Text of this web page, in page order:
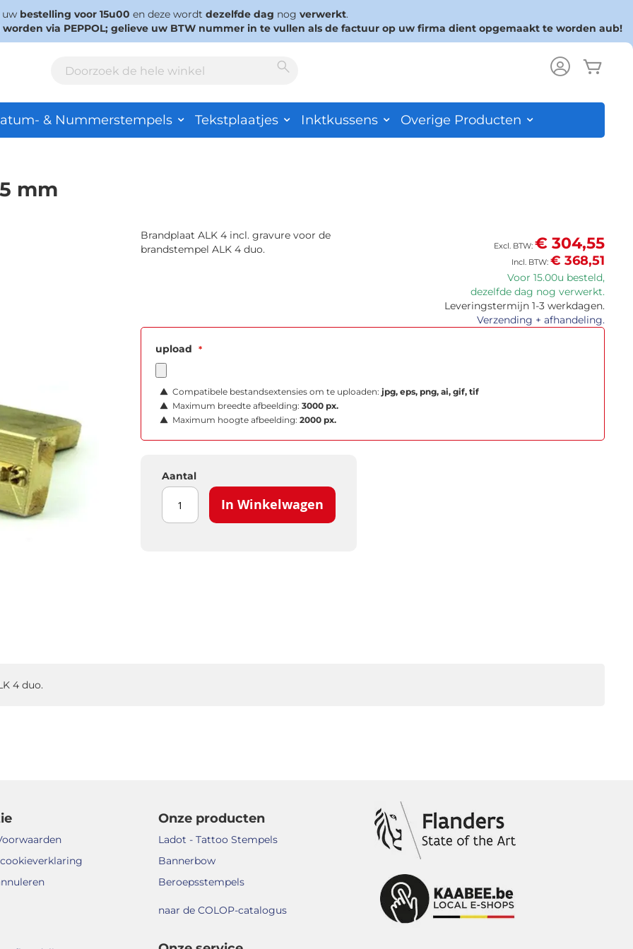
uw bestelling voor 15u00 en deze wordt dezelfde dag nog verwerkt.
via PEPPOL; gelieve uw BTW nummer in te vullen als de factuur op uw firma dient opgemaakt te worden aub!
& Nummerstempels Tekstplaatjes Inktkussens Overige Producten
mm
€ 368,51
€ 304,55
Voor 15.00u besteld,
dezelfde dag nog verwerkt.
Leveringstermijn 1-3 werkdagen.
Verzending + afhandeling.
Brandplaat ALK 4 incl. gravure voor de
brandstempel ALK 4 duo.
upload
Compatibele bestandsextensies om te uploaden: jpg, eps, png, ai, gif, tif
Maximum breedte afbeelding: 3000 px.
Maximum hoogte afbeelding: 2000 px.
Aantal
In Winkelwagen
4 duo.
Onze producten
Ladot - Tattoo Stempels
Bannerbow
Beroepsstempels
naar de COLOP-catalogus